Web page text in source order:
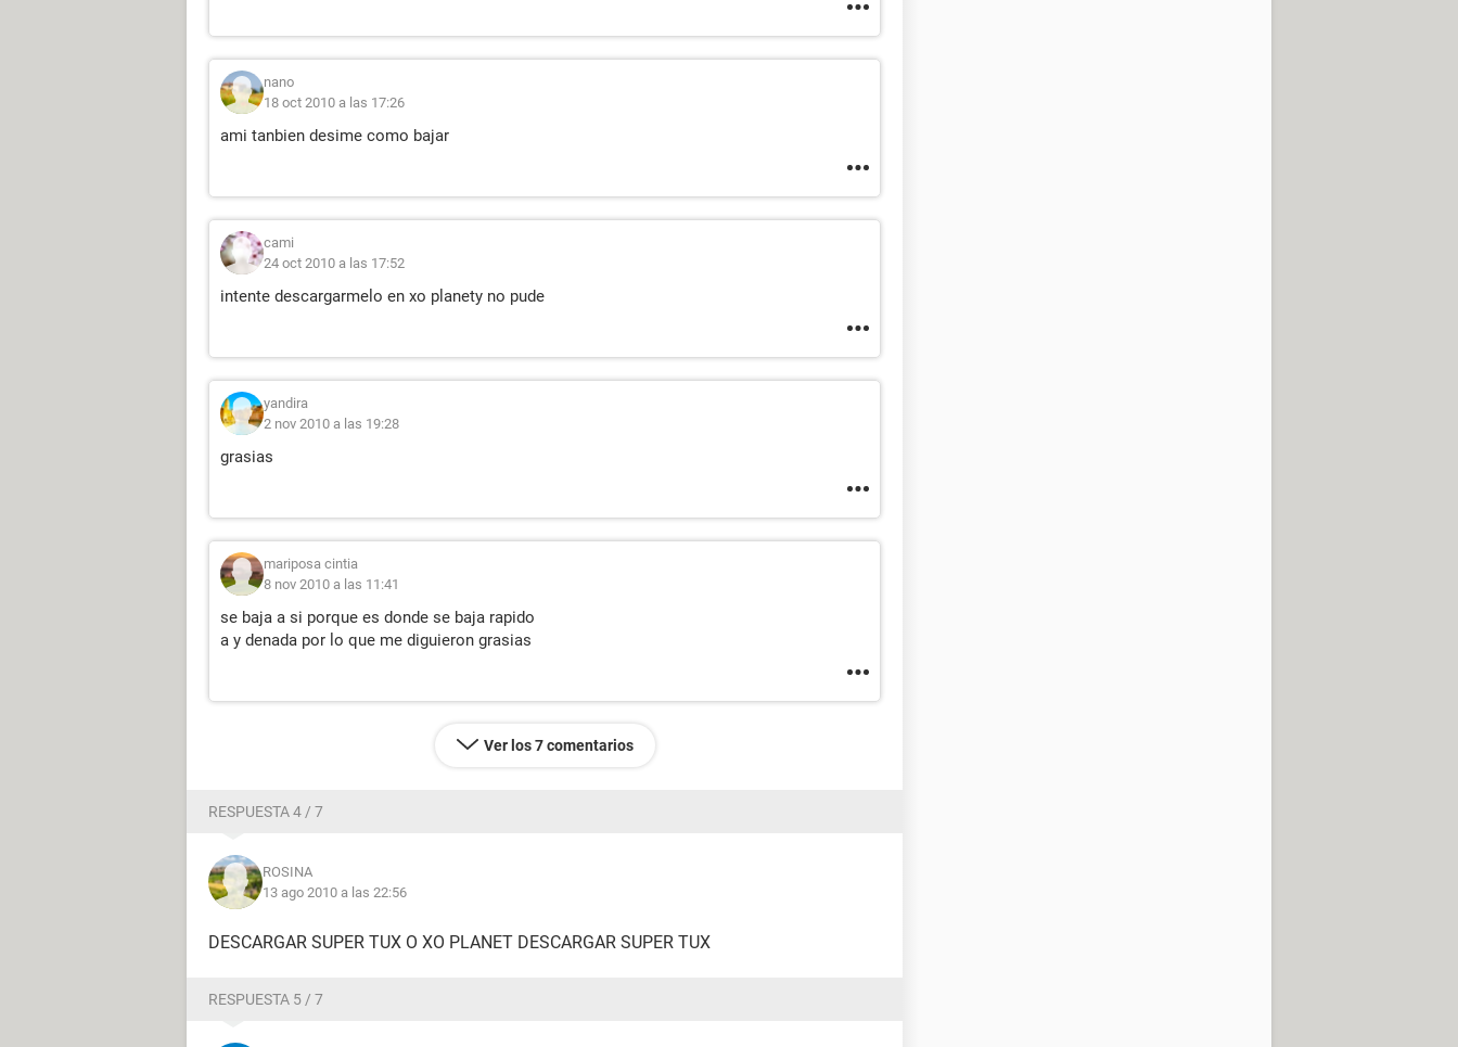
nano
18 oct 2010 a las 17:26
ami tanbien desime como bajar
cami
24 oct 2010 a las 17:52
intente descargarmelo en xo planety no pude
yandira
2 nov 2010 a las 19:28
grasias
mariposa cintia
8 nov 2010 a las 11:41
se baja a si porque es donde se baja rapido
a y denada por lo que me diguieron grasias
Ver los 7 comentarios
RESPUESTA 4 / 7
ROSINA
13 ago 2010 a las 22:56
DESCARGAR SUPER TUX O XO PLANET DESCARGAR SUPER TUX
RESPUESTA 5 / 7